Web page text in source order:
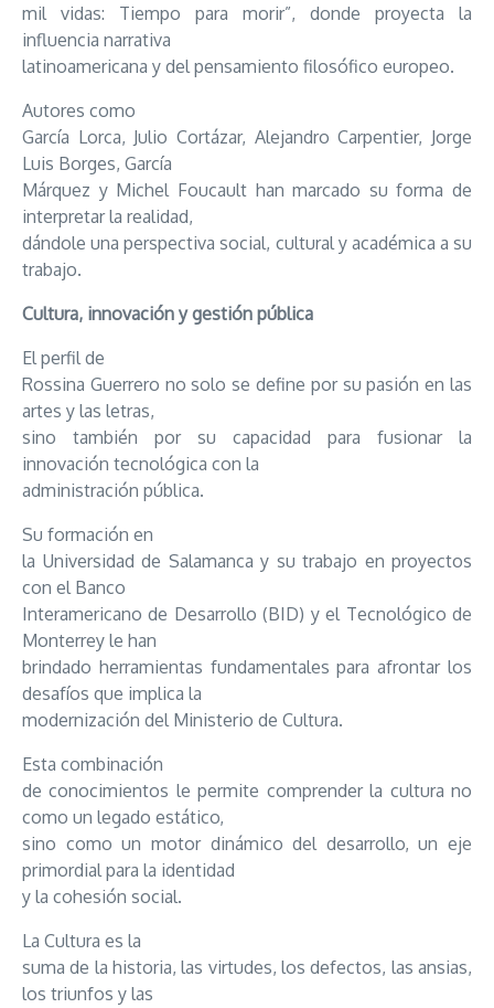
mil vidas: Tiempo para morir”, donde proyecta la
influencia narrativa
latinoamericana y del pensamiento filosófico europeo.
Autores como
García Lorca, Julio Cortázar, Alejandro Carpentier, Jorge
Luis Borges, García
Márquez y Michel Foucault han marcado su forma de
interpretar la realidad,
dándole una perspectiva social, cultural y académica a su
trabajo.
Cultura, innovación y gestión pública
El perfil de
Rossina Guerrero no solo se define por su pasión en las
artes y las letras,
sino también por su capacidad para fusionar la
innovación tecnológica con la
administración pública.
Su formación en
la Universidad de Salamanca y su trabajo en proyectos
con el Banco
Interamericano de Desarrollo (BID) y el Tecnológico de
Monterrey le han
brindado herramientas fundamentales para afrontar los
desafíos que implica la
modernización del Ministerio de Cultura.
Esta combinación
de conocimientos le permite comprender la cultura no
como un legado estático,
sino como un motor dinámico del desarrollo, un eje
primordial para la identidad
y la cohesión social.
La Cultura es la
suma de la historia, las virtudes, los defectos, las ansias,
los triunfos y las